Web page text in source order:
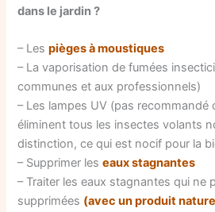
dans le jardin ?
– Lespièges à moustiques
– La vaporisation de fumées
communes et aux professionnels)
– Les lampes UV (pas recommandé
éliminent tous les insectes volants
distinction, ce qui est nocif pour la
– Supprimer leseaux stagnantes
– Traiter les eaux stagnantes qui ne
supprimées (avec un produit